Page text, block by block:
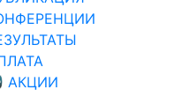
АКЦИИ